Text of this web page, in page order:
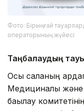
Фото: Бірыңғай
операторының жүйесі
Таңбалаудың
Осы саланың
Медициналық және
бақылау